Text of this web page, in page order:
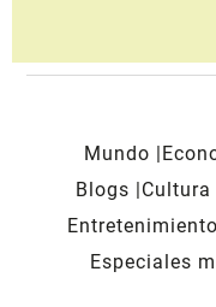
Mundo
Blogs
Cultura
Entretenimiento
Especiales